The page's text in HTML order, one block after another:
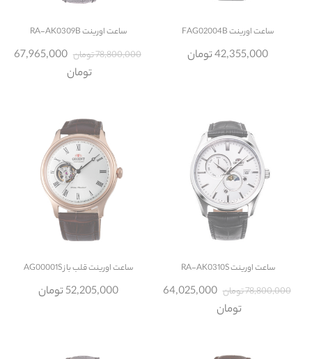
ساعتاورینت FAG02004B
42,355,000 تومان
ساعتاورینت RA-AK0309B
78,800,000 تومان
67,965,000
تومان
ساعتاورینت RA-AK0310S
78,800,000 تومان
64,025,000
تومان
ساعتاورینت قلب باز AG00001S
52,205,000 تومان